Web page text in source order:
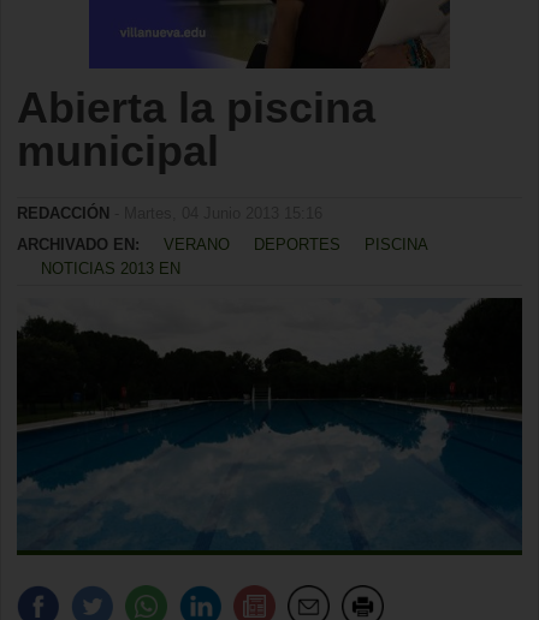
Abierta la piscina
municipal
REDACCIÓN
ARCHIVADO EN:
VERANO DEPORTES
PISCINA
NOTICIAS 2013 EN